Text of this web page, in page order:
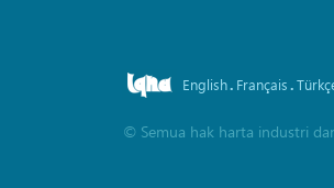
English. Français.
© Semua hak harta industri